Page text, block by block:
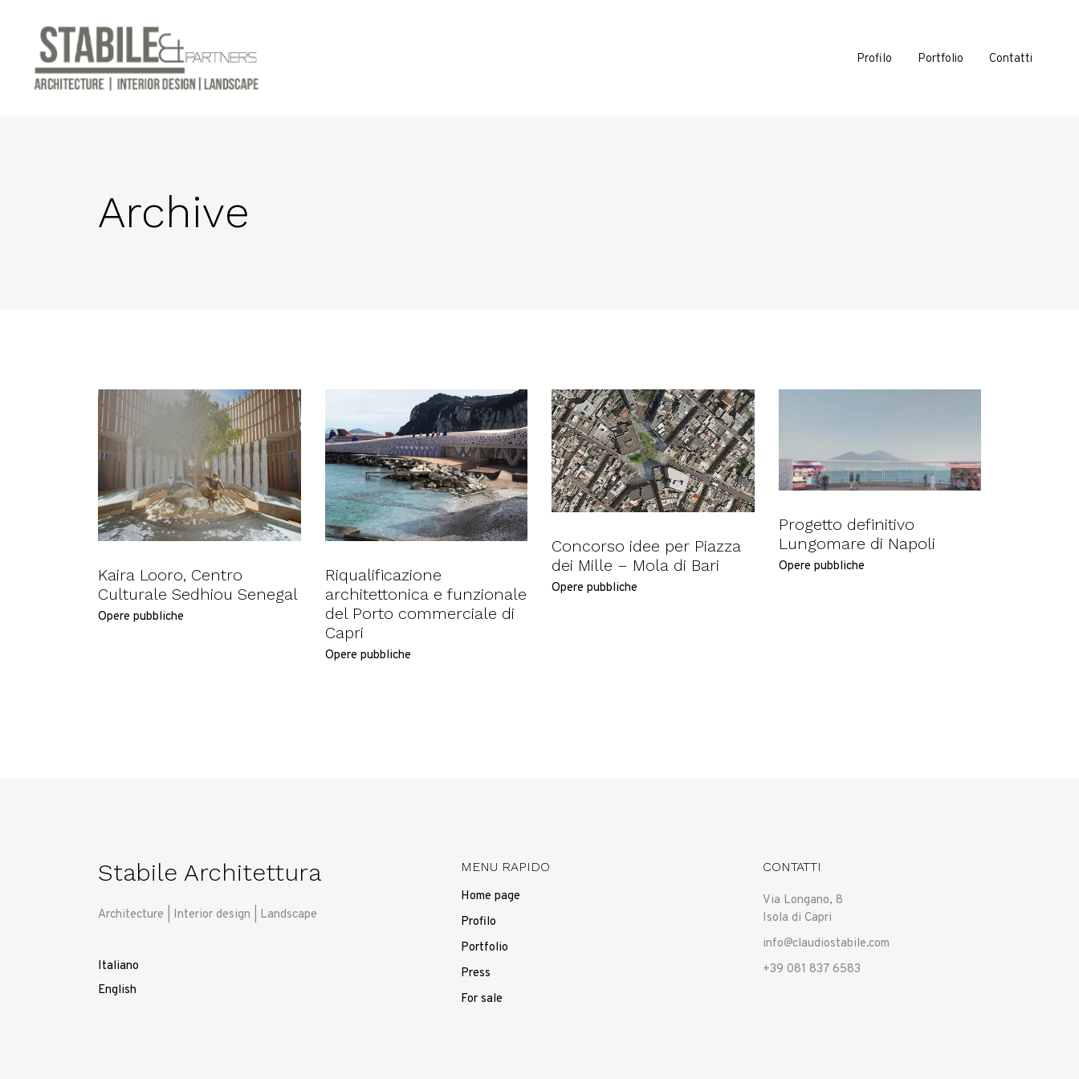
Profilo Portfolio Contatti
Archive
Kaira Looro, Centro
Culturale Sedhiou Senegal
Opere pubbliche
Riqualificazione
architettonica e funzionale
del Porto commerciale di
Capri
Opere pubbliche
Concorso idee per Piazza
dei Mille – Mola di Bari
Opere pubbliche
Progetto definitivo
Lungomare di Napoli
Opere pubbliche
Stabile Architettura
Architecture | Interior design | Landscape
Italiano
English
MENU RAPIDO
Home page
Profilo
Portfolio
Press
For sale
CONTATTI
Via Longano, 8
Isola di Capri
info@claudiostabile.com
+39 081 837 6583